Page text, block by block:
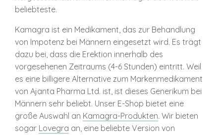
beliebteste.
Kamagra ist ein Medikament, das zur Behandlung
von Impotenz bei Männern eingesetzt wird. Es trägt
dazu bei, dass die Erektion innerhalb des
vorgesehenen Zeitraums (4-6 Stunden) eintritt. Weil
es eine billigere Alternative zum Markenmedikament
von Ajanta Pharma Ltd. ist, ist dieses Generikum bei
Männern sehr beliebt. Unser E-Shop bietet eine
große Auswahl an Kamagra-Produkten. Wir bieten
sogar Lovegra an, eine beliebte Version von